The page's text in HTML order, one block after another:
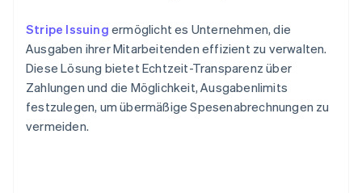
Stripe Issuing ermöglicht es Unternehmen, die
Ausgaben ihrer Mitarbeitenden effizient zu verwalten.
Diese Lösung bietet Echtzeit-Transparenz über
Zahlungen und die Möglichkeit, Ausgabenlimits
festzulegen, um übermäßige Spesenabrechnungen zu
vermeiden.